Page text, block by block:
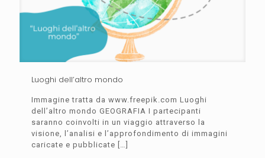
Luoghi dell’altro mondo
Immagine tratta da www.freepik.com Luoghi
dell’altro mondo GEOGRAFIA I partecipanti
saranno coinvolti in un viaggio attraverso la
visione, l’analisi e l’approfondimento di immagini
caricate e pubblicate […]